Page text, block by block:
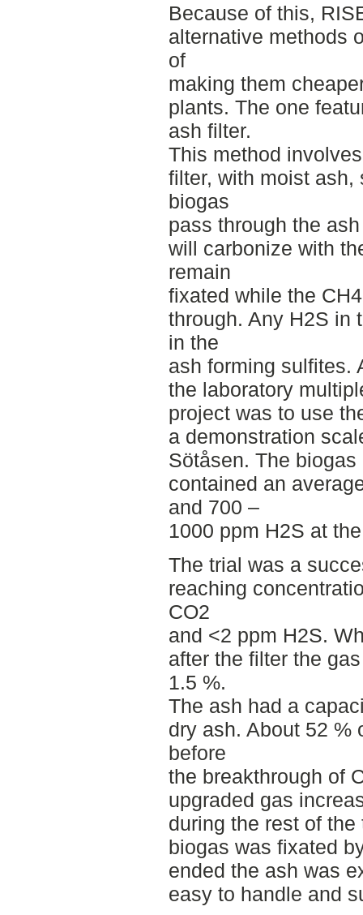
Because of this,
alternative methods
of
making them
plants. The one
ash filter.
This method
filter, with moist ash,
biogas
pass through the
will carbonize with
remain
fixated while the
through. Any H2S in
in the
ash forming sulfites.
the laboratory
project was to use
a demonstration
Sötåsen. The
contained an
and 700 –
1000 ppm H2S at
The trial was a
reaching
CO2
and <2 ppm H2S.
after the filter the
1.5 %.
The ash had a
dry ash. About 52 %
before
the breakthrough of
upgraded gas
during the rest of
biogas was fixated
ended the ash was
easy to handle and